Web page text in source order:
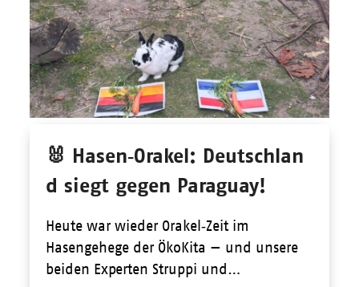
🐰 Hasen‑Orakel: Deutschlan
d siegt gegen Paraguay!
Heute war wieder Orakel‑Zeit im
Hasengehege der ÖkoKita — und unsere
beiden Experten Struppi und…